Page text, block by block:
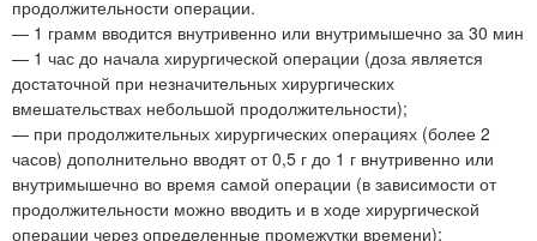
продолжительности операции.
— 1 грамм вводится внутривенно или внутримышечно за 30 мин
— 1 час до начала хирургической операции (доза является
достаточной при незначительных хирургических
вмешательствах небольшой продолжительности);
— при продолжительных хирургических операциях (более 2
часов) дополнительно вводят от 0,5 г до 1 г внутривенно или
внутримышечно во время самой операции (в зависимости от
продолжительности можно вводить и в ходе хирургической
операции через определенные промежутки времени);